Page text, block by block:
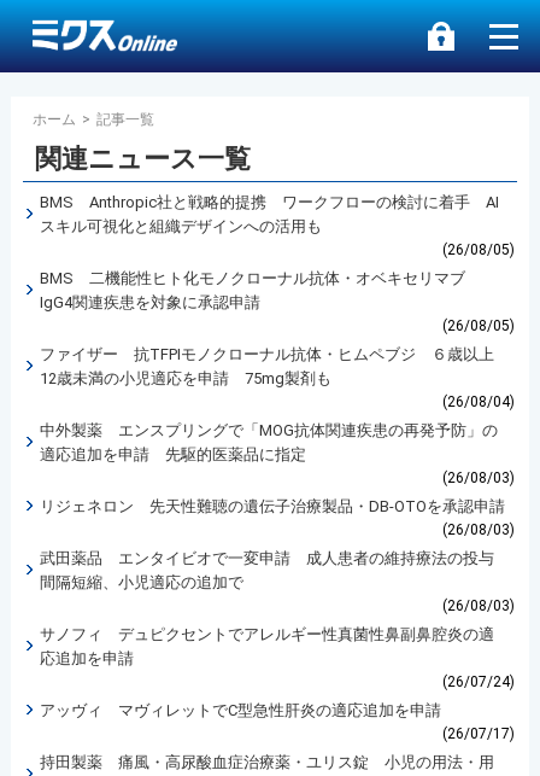
ホーム > 記事一覧
関連ニュース一覧
BMS Anthropic社と戦略的提携 ワークフローの検討に着手 AI
スキル可視化と組織デザインへの活用も
(26/08/05)
BMS 二機能性ヒト化モノクローナル抗体・オベキセリマブ
IgG4関連疾患を対象に承認申請
(26/08/05)
ファイザー 抗TFPIモノクローナル抗体・ヒムペブジ ６歳以上
12歳未満の小児適応を申請 75mg製剤も
(26/08/04)
中外製薬 エンスプリングで「MOG抗体関連疾患の再発予防」の
適応追加を申請 先駆的医薬品に指定
(26/08/03)
リジェネロン 先天性難聴の遺伝子治療製品・DB-OTOを承認申請
(26/08/03)
武田薬品 エンタイビオで一変申請 成人患者の維持療法の投与
間隔短縮、小児適応の追加で
(26/08/03)
サノフィ デュピクセントでアレルギー性真菌性鼻副鼻腔炎の適
応追加を申請
(26/07/24)
アッヴィ マヴィレットでC型急性肝炎の適応追加を申請
(26/07/17)
持田製薬 痛風・高尿酸血症治療薬・ユリス錠 小児の用法・用